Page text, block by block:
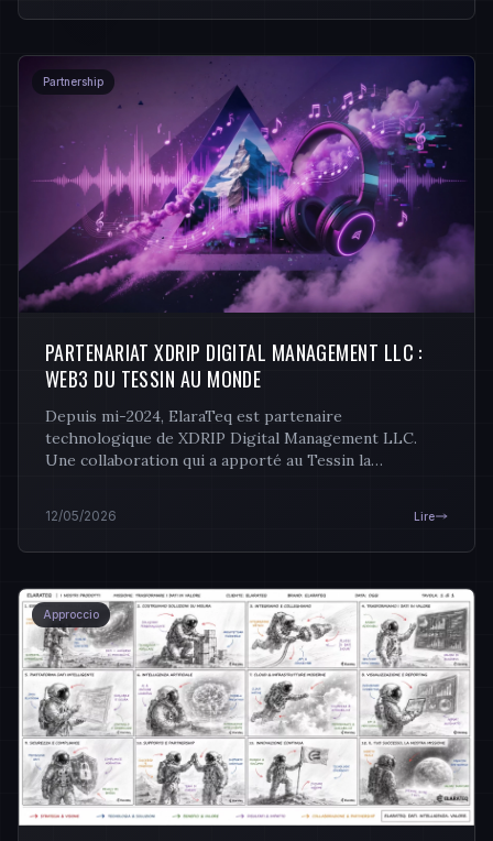
Partnership
PARTENARIAT XDRIP DIGITAL MANAGEMENT LLC :
WEB3 DU TESSIN AU MONDE
Depuis mi-2024, ElaraTeq est partenaire
technologique de XDRIP Digital Management LLC.
Une collaboration qui a apporté au Tessin la
nouvelle génération.
12/05/2026 Lire
Approccio